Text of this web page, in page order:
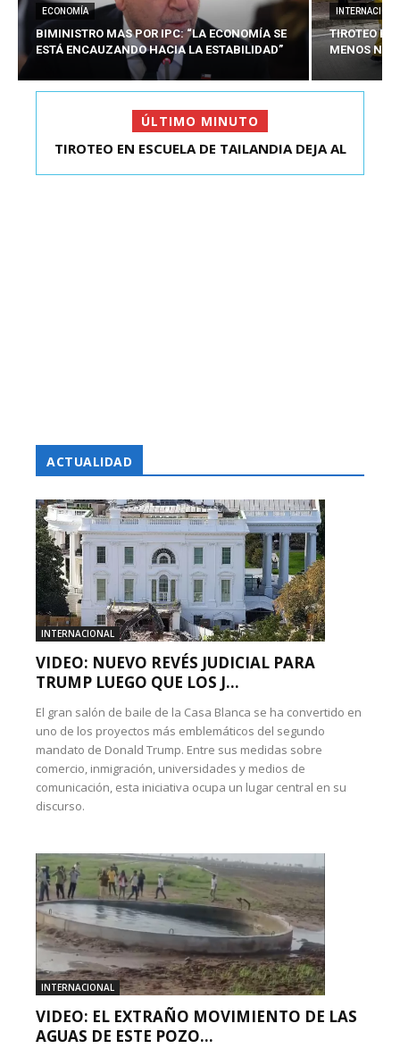
ECONOMÍA
BIMINISTRO MAS POR IPC: “LA ECONOMÍA SE
ESTÁ ENCAUZANDO HACIA LA ESTABILIDAD”
TIROTEO
MENOS
ÚLTIMO MINUTO
TIROTEO EN ESCUELA DE TAILANDIA DEJA AL
ACTUALIDAD
INTERNACIONAL
VIDEO: NUEVO REVÉS JUDICIAL PARA
TRUMP LUEGO QUE LOS J...
El gran salón de baile de la Casa Blanca se ha convertido en
uno de los proyectos más emblemáticos del segundo
mandato de Donald Trump. Entre sus medidas sobre
comercio, inmigración, universidades y medios de
comunicación, esta iniciativa ocupa un lugar central en su
discurso.
INTERNACIONAL
VIDEO: EL EXTRAÑO MOVIMIENTO DE LAS
AGUAS DE ESTE POZO...